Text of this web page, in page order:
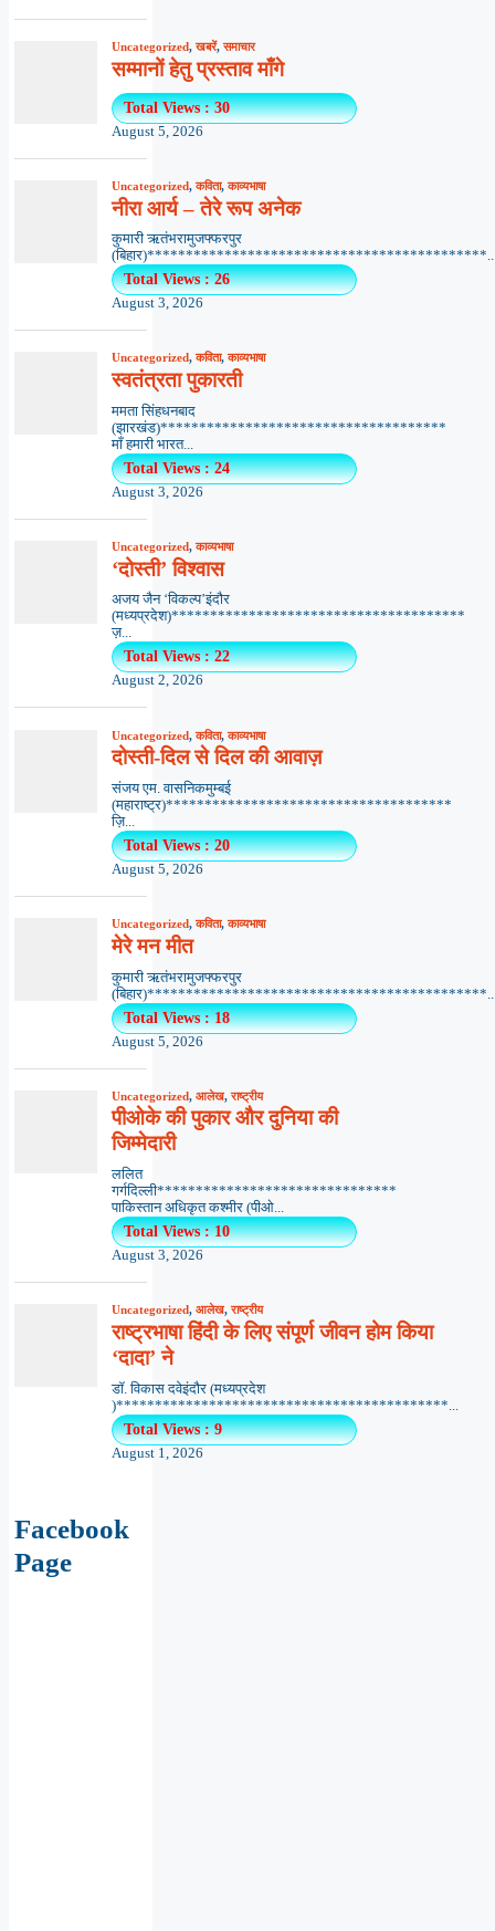
Uncategorized,खबरें,समाचार
सम्मानों हेतु प्रस्ताव माँगे
Total Views : 30
August 5, 2026
Uncategorized,कविता,काव्यभाषा
नीरा आर्य – तेरे रूप अनेक
कुमारी ऋतंभरामुजफ्फरपुर
Total Views : 26
August 3, 2026
Uncategorized,कविता,काव्यभाषा
स्वतंत्रता पुकारती
ममता सिंहधनबाद
(झारखंड)*************************************
माँ हमारी भारत...
Total Views : 24
August 3, 2026
Uncategorized,काव्यभाषा
‘दोस्ती’ विश्वास
अजय जैन ‘विकल्प’इंदौर
(मध्यप्रदेश)**************************************
ज़...
Total Views : 22
August 2, 2026
Uncategorized,कविता,काव्यभाषा
दोस्ती-दिल से दिल की आवाज़
संजय एम. वासनिकमुम्बई
(महाराष्ट्र)*************************************
ज़ि...
Total Views : 20
August 5, 2026
Uncategorized,कविता,काव्यभाषा
मेरे मन मीत
कुमारी ऋतंभरामुजफ्फरपुर
Total Views : 18
August 5, 2026
Uncategorized, आलेख,राष्ट्रीय
पीओके की पुकार और दुनिया की
जिम्मेदारी
ललित
गर्गदिल्ली*******************************
पाकिस्तान अधिकृत कश्मीर (पीओ...
Total Views : 10
August 3, 2026
Uncategorized, आलेख,राष्ट्रीय
राष्ट्रभाषा हिंदी के लिए संपूर्ण जीवन होम किया
‘दादा’ ने
डॉ. विकास दवेइंदौर (मध्यप्रदेश
)*******************************************...
Total Views : 9
August 1, 2026
Facebook
Page